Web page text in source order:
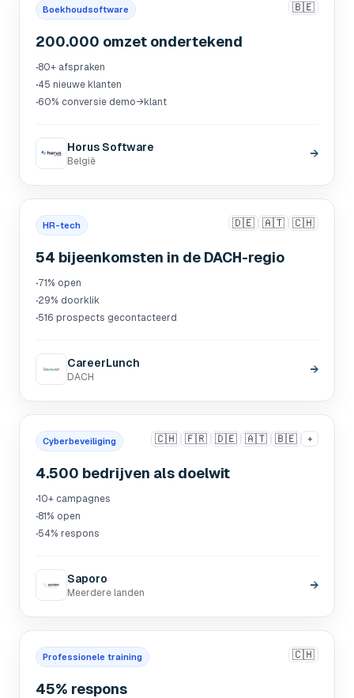
Boekhoudsoftware 🇧🇪
200.000 omzet ondertekend
·80+ afspraken
·45 nieuwe klanten
·60% conversie demo→klant
Horus Software
België
→
HR-tech 🇩🇪 🇦🇹 🇨🇭
54 bijeenkomsten in de DACH-regio
·71% open
·29% doorklik
·516 prospects gecontacteerd
CareerLunch
DACH
→
Cyberbeveiliging 🇨🇭 🇫🇷 🇩🇪 🇦🇹 🇧🇪 +
4.500 bedrijven als doelwit
·10+ campagnes
·81% open
·54% respons
Saporo
Meerdere landen
→
Professionele training 🇨🇭
45% respons